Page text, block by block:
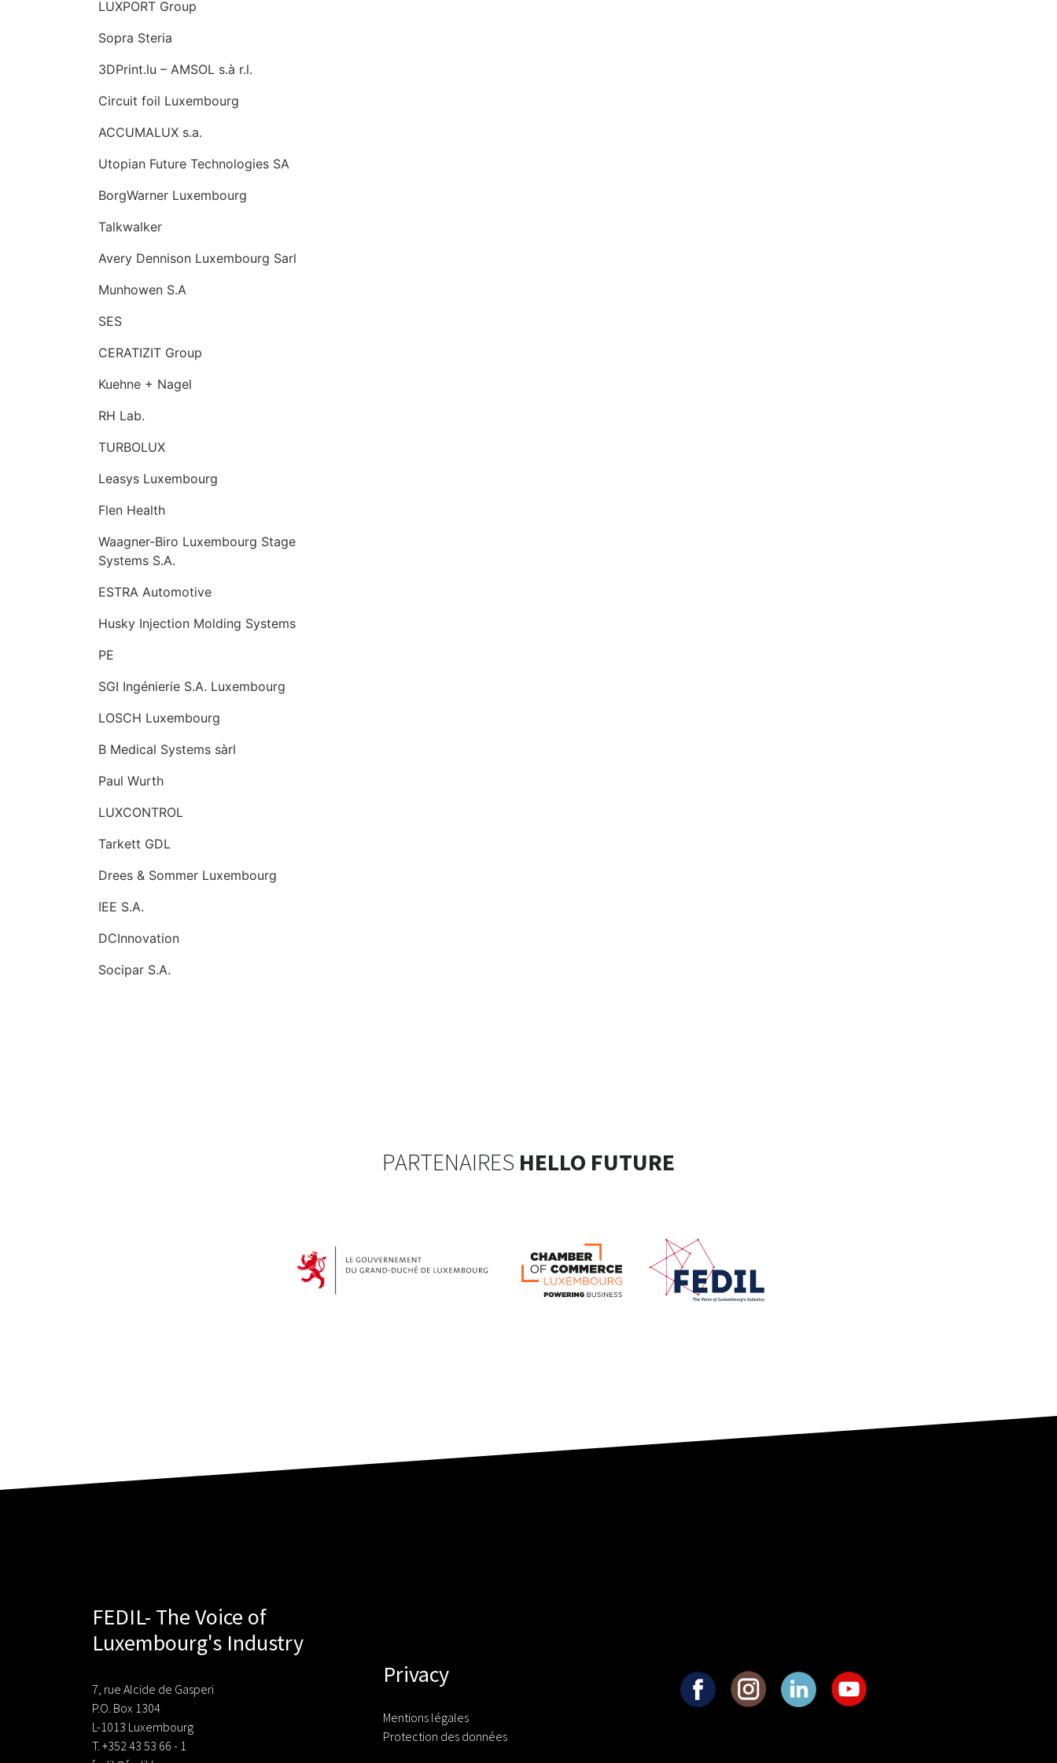
LUXPORT Group
Sopra Steria
3DPrint.lu – AMSOL s.à r.l.
Circuit foil Luxembourg
ACCUMALUX s.a.
Utopian Future Technologies SA
BorgWarner Luxembourg
Talkwalker
Avery Dennison Luxembourg Sarl
Munhowen S.A
SES
CERATIZIT Group
Kuehne + Nagel
RH Lab.
TURBOLUX
Leasys Luxembourg
Flen Health
Waagner-Biro Luxembourg Stage
Systems S.A.
ESTRA Automotive
Husky Injection Molding Systems
PE
SGI Ingénierie S.A. Luxembourg
LOSCH Luxembourg
B Medical Systems sàrl
Paul Wurth
LUXCONTROL
Tarkett GDL
Drees & Sommer Luxembourg
IEE S.A.
DCInnovation
Socipar S.A.
PARTENAIRES HELLO FUTURE
FEDIL- The Voice of
Luxembourg's Industry
7, rue Alcide de Gasperi
P.O. Box 1304
L-1013 Luxembourg
T. +352 43 53 66 - 1
Privacy
Mentions légales
Protection des données